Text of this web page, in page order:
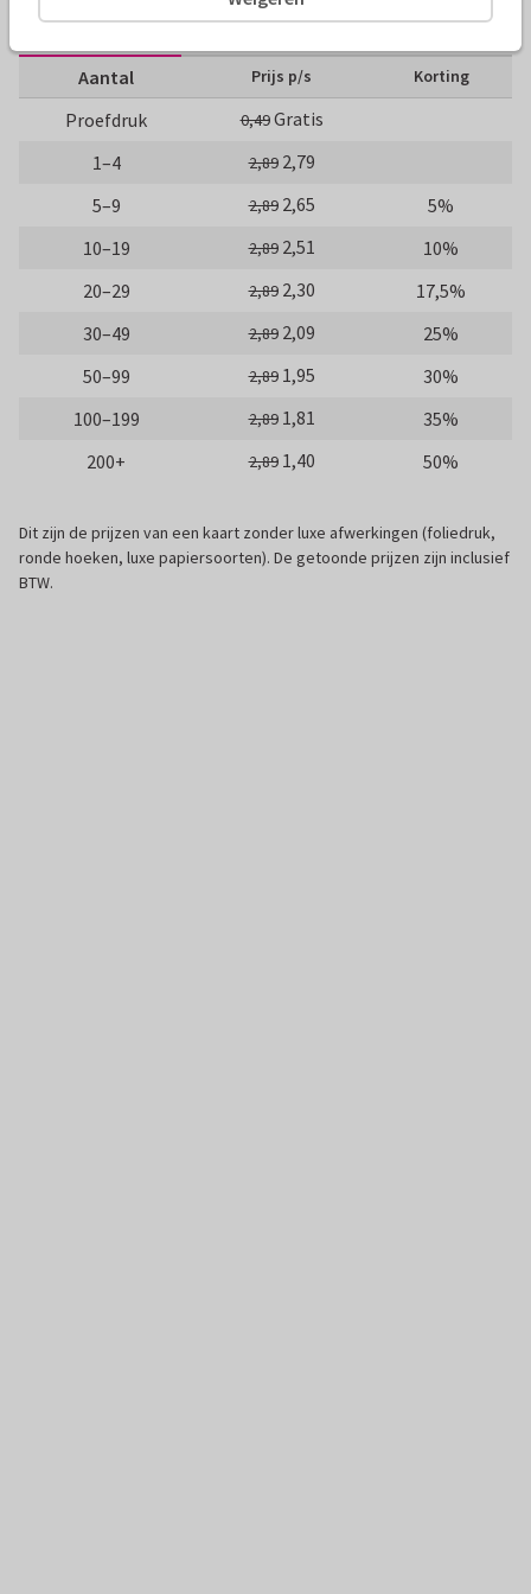
10 x 10 cm 14 x 14 cm 21 x 21 cm
Aantal Prijs p/s Korting
Proefdruk 0,49Gratis
1–4
2,89 2,79
5–9
2,89 2,65
5%
10–19
2,89 2,51
10%
20–29
2,89 2,30
17,5%
30–49
2,89 2,09
25%
50–99
2,89 1,95
30%
100–199
2,89 1,81
35%
200+
2,89 1,40 50%
Dit zijn de prijzen van een kaart zonder luxe afwerkingen (foliedruk,
ronde hoeken, luxe papiersoorten). De getoonde prijzen zijn inclusief
BTW.